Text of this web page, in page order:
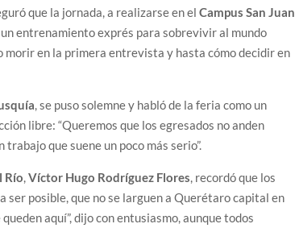
que la jornada, a realizarse en elCampus San Juan
entrenamiento exprés para sobrevivir al mundo
en la primera entrevista y hasta cómo decidir en
, se puso solemne y habló de la feria como un
libre: “Queremos que los egresados no anden
que suene un poco más serio”.
Río,Víctor Hugo Rodríguez Flores, recordó que los
ser posible, que no se larguen a Querétaro capital en
aquí”, dijo con entusiasmo, aunque todos